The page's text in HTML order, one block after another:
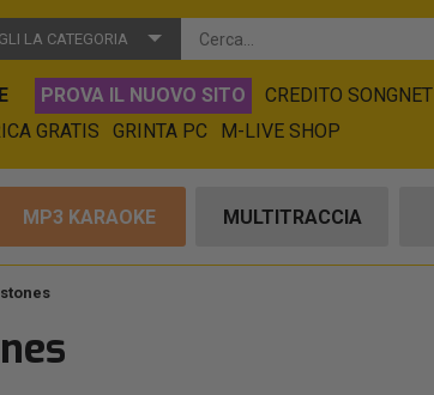
LA CATEGORIA
PROVA IL NUOVO SITO CREDITO SONGNET
GRATIS
GRINTA PC M-LIVE SHOP
MP3 KARAOKE MULTITRACCIA